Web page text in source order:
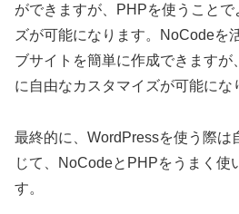
ができますが、PHPを使うことで
ズが可能になります。NoCodeを
ブサイトを簡単に作成できますが
に自由なカスタマイズが可能にな
最終的に、WordPressを使う際は
じて、NoCodeとPHPをうまく使
す。